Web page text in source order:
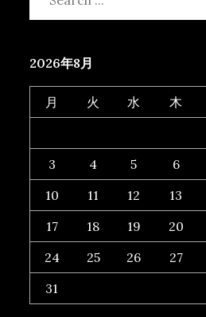
2026年8月
月 火 水 木
3
4 5 6
10
11 12 13
17
18 19 20
24
25 26 27
31